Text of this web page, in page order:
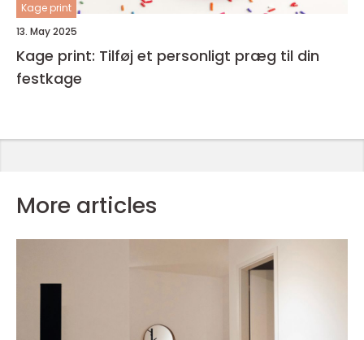
Kage print
13. May 2025
Kage print: Tilføj et personligt præg til din
festkage
More articles